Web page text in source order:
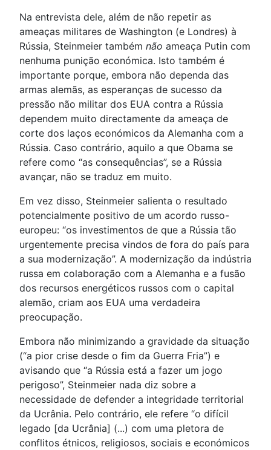
Na entrevista dele, além de não repetir as
ameaças militares de Washington (e Londres) à
Rússia, Steinmeier também não ameaça Putin com
nenhuma punição económica. Isto também é
importante porque, embora não dependa das
armas alemãs, as esperanças de sucesso da
pressão não militar dos EUA contra a Rússia
dependem muito directamente da ameaça de
corte dos laços económicos da Alemanha com a
Rússia. Caso contrário, aquilo a que Obama se
refere como “as consequências”, se a Rússia
avançar, não se traduz em muito.
Em vez disso, Steinmeier salienta o resultado
potencialmente positivo de um acordo russo-
europeu: “os investimentos de que a Rússia tão
urgentemente precisa vindos de fora do país para
a sua modernização”. A modernização da indústria
russa em colaboração com a Alemanha e a fusão
dos recursos energéticos russos com o capital
alemão, criam aos EUA uma verdadeira
preocupação.
Embora não minimizando a gravidade da situação
(“a pior crise desde o fim da Guerra Fria”) e
avisando que “a Rússia está a fazer um jogo
perigoso”, Steinmeier nada diz sobre a
necessidade de defender a integridade territorial
da Ucrânia. Pelo contrário, ele refere “o difícil
legado [da Ucrânia] (...) com uma pletora de
conflitos étnicos, religiosos, sociais e económicos